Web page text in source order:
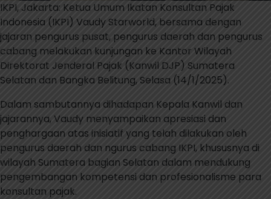
IKPI, Jakarta: Ketua Umum Ikatan Konsultan Pajak
Indonesia (IKPI) Vaudy Starworld, bersama dengan
jajaran pengurus pusat, pengurus daerah dan pengurus
cabang melakukan kunjungan ke Kantor Wilayah
Direktorat Jenderal Pajak (Kanwil DJP) Sumatera
Selatan dan Bangka Belitung, Selasa (14/1/2025).
Dalam sambutannya dihadapan Kepala Kanwil dan
jajarannya, Vaudy menyampaikan apresiasi dan
penghargaan atas inisiatif yang telah dilakukan oleh
pengurus daerah dan ngurus cabang IKPI, khususnya di
wilayah Sumatera bagian Selatan dalam mendukung
pengembangan kompetensi dan profesionalisme para
konsultan pajak.